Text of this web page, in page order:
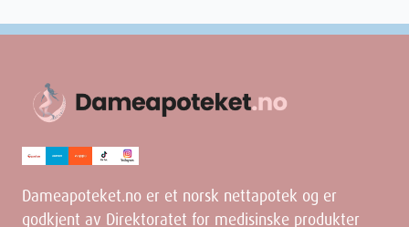
95 % bambus og 5 % spandex. Innholdet av spandex gjør
Dimensjoner
Dameapoteket.no er et norsk nettapotek og er
godkjent av Direktoratet for medisinske produkter